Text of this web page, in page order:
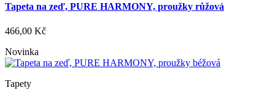
Tapeta na zeď, PURE HARMONY, proužky růžová
466,00 Kč
Novinka
Tapety